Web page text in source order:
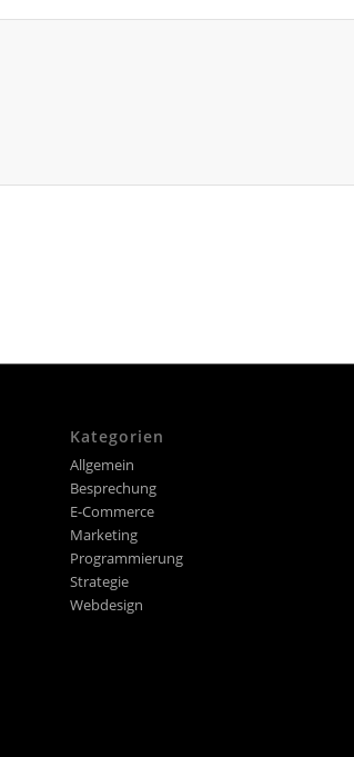
Kategorien
Allgemein
Besprechung
E-Commerce
Marketing
Programmierung
Strategie
Webdesign